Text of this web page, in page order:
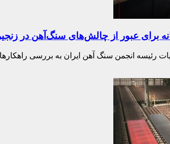
برای عبور از چالش‌های سنگ‌آهن در
رئیسه انجمن سنگ آهن ایران به بررسی